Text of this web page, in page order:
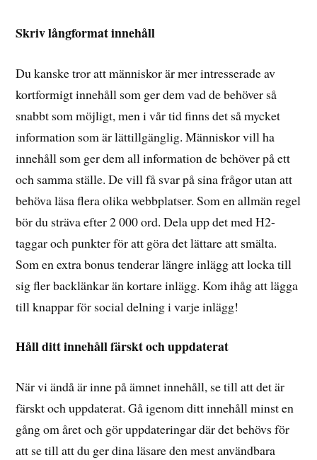
Skriv långformat innehåll
Du kanske tror att människor är mer intresserade av
kortformigt innehåll som ger dem vad de behöver så
snabbt som möjligt, men i vår tid finns det så mycket
information som är lättillgänglig. Människor vill ha
innehåll som ger dem all information de behöver på ett
och samma ställe. De vill få svar på sina frågor utan att
behöva läsa flera olika webbplatser. Som en allmän regel
bör du sträva efter 2 000 ord. Dela upp det med H2-
taggar och punkter för att göra det lättare att smälta.
Som en extra bonus tenderar längre inlägg att locka till
sig fler backlänkar än kortare inlägg. Kom ihåg att lägga
till knappar för social delning i varje inlägg!
Håll ditt innehåll färskt och uppdaterat
När vi ändå är inne på ämnet innehåll, se till att det är
färskt och uppdaterat. Gå igenom ditt innehåll minst en
gång om året och gör uppdateringar där det behövs för
att se till att du ger dina läsare den mest användbara